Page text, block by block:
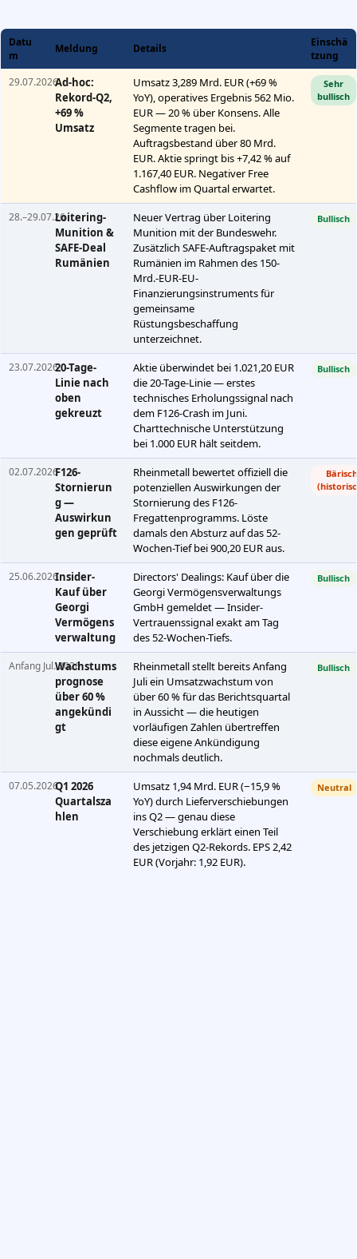
Datu
m
Meldung Details
Einschä
tzung
29.07.2026Ad-hoc:
Rekord-Q2,
+69 %
Umsatz
Umsatz 3,289 Mrd. EUR (+69 %
YoY), operatives Ergebnis 562 Mio.
EUR — 20 % über Konsens. Alle
Segmente tragen bei.
Auftragsbestand über 80 Mrd.
EUR. Aktie springt bis +7,42 % auf
1.167,40 EUR. Negativer Free
Cashflow im Quartal erwartet.
Sehr
bullisch
28.–29.07.26Loitering-
Munition &
SAFE-Deal
Rumänien
Neuer Vertrag über Loitering
Munition mit der Bundeswehr.
Zusätzlich SAFE-Auftragspaket mit
Rumänien im Rahmen des 150-
Mrd.-EUR-EU-
Finanzierungsinstruments für
gemeinsame
Rüstungsbeschaffung
unterzeichnet.
Bullisch
23.07.202620-Tage-
Linie nach
oben
gekreuzt
Aktie überwindet bei 1.021,20 EUR
die 20-Tage-Linie — erstes
technisches Erholungssignal nach
dem F126-Crash im Juni.
Charttechnische Unterstützung
bei 1.000 EUR hält seitdem.
Bullisch
02.07.2026F126-
Stornierun
g —
Auswirkun
gen geprüft
Rheinmetall bewertet offiziell die
potenziellen Auswirkungen der
Stornierung des F126-
Fregattenprogramms. Löste
damals den Absturz auf das 52-
Wochen-Tief bei 900,20 EUR aus.
Bärisch
25.06.2026Insider-
Kauf über
Georgi
Vermögens
verwaltung
Directors' Dealings: Kauf über die
Georgi Vermögensverwaltungs
GmbH gemeldet — Insider-
Vertrauenssignal exakt am Tag
des 52-Wochen-Tiefs.
Bullisch
Anfang Jul. 2026Wachstums
prognose
über 60 %
angekündi
gt
Rheinmetall stellt bereits Anfang
Juli ein Umsatzwachstum von
über 60 % für das Berichtsquartal
in Aussicht — die heutigen
vorläufigen Zahlen übertreffen
diese eigene Ankündigung
nochmals deutlich.
Bullisch
07.05.2026Q1 2026
Quartalsza
hlen
Umsatz 1,94 Mrd. EUR (−15,9 %
YoY) durch Lieferverschiebungen
ins Q2 — genau diese
Verschiebung erklärt einen Teil
des jetzigen Q2-Rekords. EPS 2,42
EUR (Vorjahr: 1,92 EUR).
Neutral